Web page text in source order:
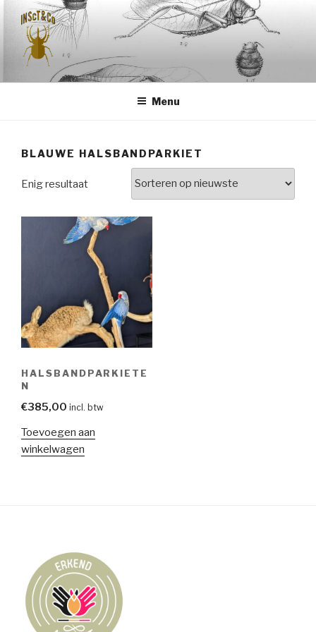
inhoud
springen
INSCT & CO
Menu
BLAUWE HALSBANDPARKIET
Enig resultaat
HALSBANDPARKIETE
N
€385,00 incl. btw
Toevoegen aan
winkelwagen